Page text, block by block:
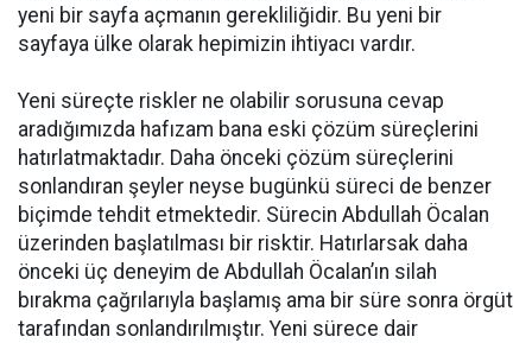
yeni bir sayfa açmanın gerekliliğidir. Bu yeni bir
sayfaya ülke olarak hepimizin ihtiyacı vardır.
Yeni süreçte riskler ne olabilir sorusuna cevap
aradığımızda hafızam bana eski çözüm süreçlerini
hatırlatmaktadır. Daha önceki çözüm süreçlerini
sonlandıran şeyler neyse bugünkü süreci de benzer
biçimde tehdit etmektedir. Sürecin Abdullah Öcalan
üzerinden başlatılması bir risktir. Hatırlarsak daha
önceki üç deneyim de Abdullah Öcalan’ın silah
bırakma çağrılarıyla başlamış ama bir süre sonra örgüt
tarafından sonlandırılmıştır. Yeni sürece dair